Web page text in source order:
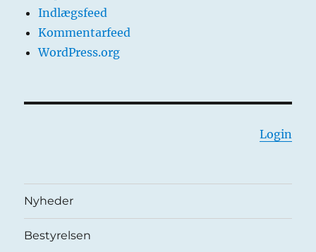
Indlægsfeed
Kommentarfeed
WordPress.org
Login
Nyheder
Bestyrelsen